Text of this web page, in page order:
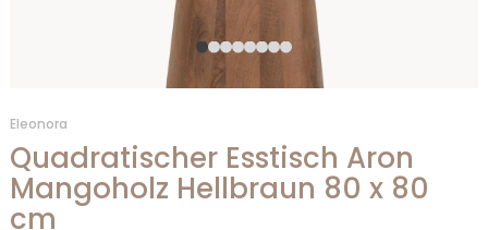
Eleonora
Quadratischer Esstisch Aron
Mangoholz Hellbraun 80 x 80
cm